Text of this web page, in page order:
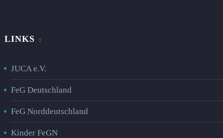
LINKS
JUCA e.V.
FeG Deutschland
FeG Norddeutschland
Kinder FeGN